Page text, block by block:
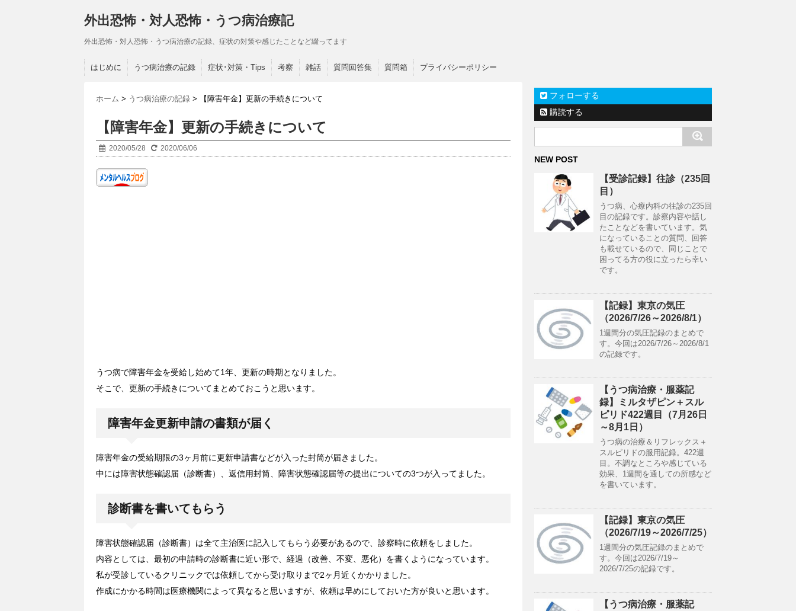
外出恐怖・対人恐怖・うつ病治療記
外出恐怖・対人恐怖・うつ病治療の記録、症状の対策や感じたことなど綴ってます
はじめに うつ病治療の記録 症状･対策・Tips 考察 雑話 質問回答集 質問箱 プライバシーポリシー
ホーム > うつ病治療の記録 > 【障害年金】更新の手続きについて
【障害年金】更新の手続きについて
2020/05/28 2020/06/06
うつ病で障害年金を受給し始めて1年、更新の時期となりました。
そこで、更新の手続きについてまとめておこうと思います。
障害年金更新申請の書類が届く
障害年金の受給期限の3ヶ月前に更新申請書などが入った封筒が届きました。
中には障害状態確認届（診断書）、返信用封筒、障害状態確認届等の提出についての3つが入ってました。
診断書を書いてもらう
障害状態確認届（診断書）は全て主治医に記入してもらう必要があるので、診察時に依頼をしました。
内容としては、最初の申請時の診断書に近い形で、経過（改善、不変、悪化）を書くようになっています。
私が受診しているクリニックでは依頼してから受け取りまで2ヶ月近くかかりました。
作成にかかる時間は医療機関によって異なると思いますが、依頼は早めにしておいた方が良いと思います。
フォローする
購読する
NEW POST
【受診記録】往診（235回
目）
うつ病、心療内科の往診の235回
目の記録です。診察内容や話し
たことなどを書いています。気
になっていることの質問、回答
も載せているので、同じことで
困ってる方の役に立ったら幸い
です。
【記録】東京の気圧
（2026/7/26～2026/8/1）
1週間分の気圧記録のまとめで
す。今回は2026/7/26～2026/8/1
の記録です。
【うつ病治療・服薬記
録】ミルタザピン＋スル
ピリド422週目（7月26日
～8月1日）
うつ病の治療＆リフレックス＋
スルピリドの服用記録。422週
目。不調なところや感じている
効果、1週間を通しての所感など
を書いています。
【記録】東京の気圧
（2026/7/19～2026/7/25）
1週間分の気圧記録のまとめで
す。今回は2026/7/19～
2026/7/25の記録です。
【うつ病治療・服薬記